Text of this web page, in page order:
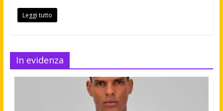
Leggi tutto
In evidenza